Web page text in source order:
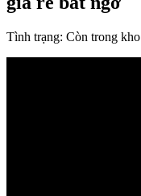
Tình trạng: Còn trong kho